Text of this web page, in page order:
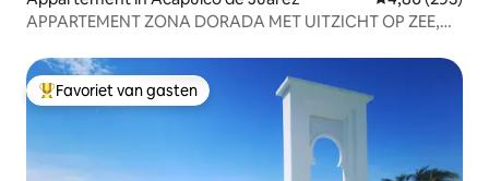
APPARTEMENT ZONA DORADA MET UITZICHT OP ZEE,
Topfavoriet van gasten
Favoriet van gasten